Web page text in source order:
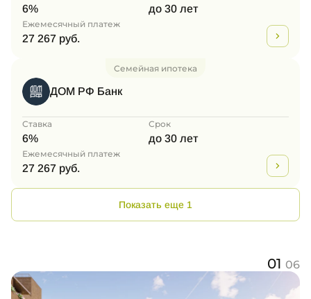
6% до 30 лет
Ежемесячный платеж
27 267 руб.
Семейная ипотека
ДОМ РФ Банк
Ставка
6%
Срок
до 30 лет
Ежемесячный платеж
27 267 руб.
Показать еще 1
01 06